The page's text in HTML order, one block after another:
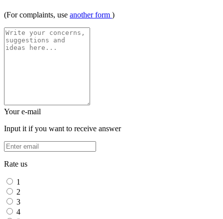
(For complaints, use another form )
Your e-mail
Input it if you want to receive answer
Rate us
1
2
3
4